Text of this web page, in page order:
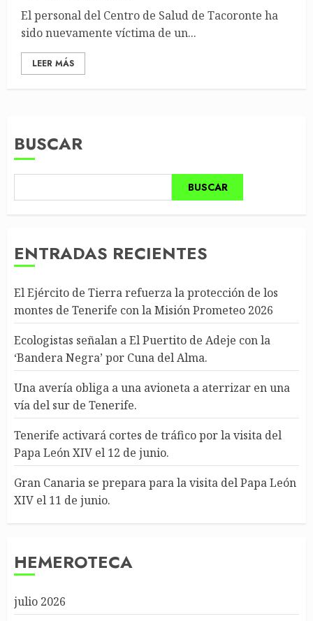
El personal del Centro de Salud de Tacoronte ha
sido nuevamente víctima de un...
LEER MÁS
BUSCAR
BUSCAR
ENTRADAS RECIENTES
El Ejército de Tierra refuerza la protección de los
montes de Tenerife con la Misión Prometeo 2026
Ecologistas señalan a El Puertito de Adeje con la
‘Bandera Negra’ por Cuna del Alma.
Una avería obliga a una avioneta a aterrizar en una
vía del sur de Tenerife.
Tenerife activará cortes de tráfico por la visita del
Papa León XIV el 12 de junio.
Gran Canaria se prepara para la visita del Papa León
XIV el 11 de junio.
HEMEROTECA
julio 2026